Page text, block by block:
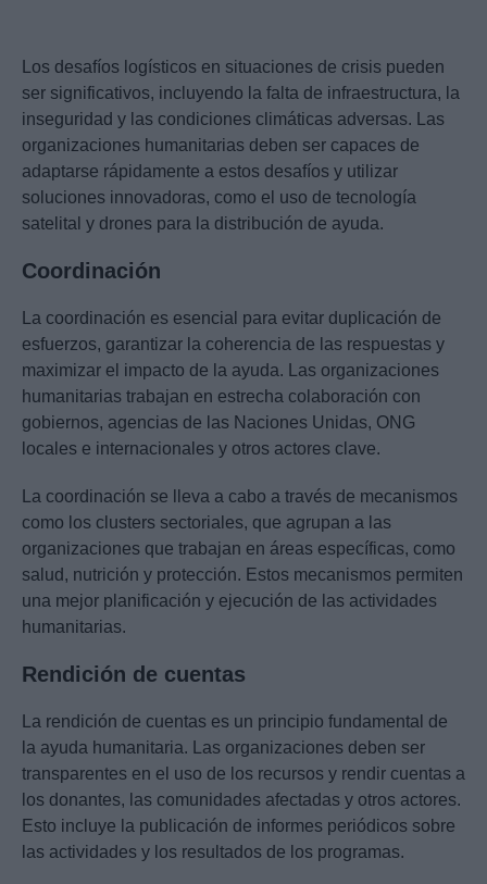
Los desafíos logísticos en situaciones de crisis pueden
ser significativos, incluyendo la falta de infraestructura, la
inseguridad y las condiciones climáticas adversas. Las
organizaciones humanitarias deben ser capaces de
adaptarse rápidamente a estos desafíos y utilizar
soluciones innovadoras, como el uso de tecnología
satelital y drones para la distribución de ayuda.
Coordinación
La coordinación es esencial para evitar duplicación de
esfuerzos, garantizar la coherencia de las respuestas y
maximizar el impacto de la ayuda. Las organizaciones
humanitarias trabajan en estrecha colaboración con
gobiernos, agencias de las Naciones Unidas, ONG
locales e internacionales y otros actores clave.
La coordinación se lleva a cabo a través de mecanismos
como los clusters sectoriales, que agrupan a las
organizaciones que trabajan en áreas específicas, como
salud, nutrición y protección. Estos mecanismos permiten
una mejor planificación y ejecución de las actividades
humanitarias.
Rendición de cuentas
La rendición de cuentas es un principio fundamental de
la ayuda humanitaria. Las organizaciones deben ser
transparentes en el uso de los recursos y rendir cuentas a
los donantes, las comunidades afectadas y otros actores.
Esto incluye la publicación de informes periódicos sobre
las actividades y los resultados de los programas.